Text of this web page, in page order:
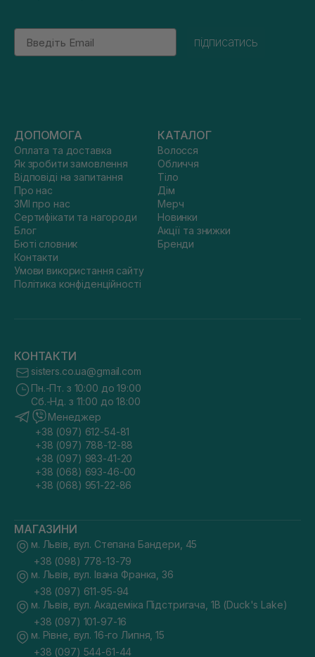
Email
підписатись
ДОПОМОГА
Оплата та доставка
Як зробити замовлення
Відповіді на запитання
Про нас
ЗМІ про нас
Сертифікати та нагороди
Блог
Бюті словник
Контакти
Умови використання сайту
Політика конфіденційності
КАТАЛОГ
Волосся
Обличчя
Тіло
Дім
Мерч
Новинки
Акції та знижки
Бренди
КОНТАКТИ
sisters.co.ua@gmail.com
Пн.-Пт. з 10:00 до 19:00
Сб.-Нд. з 11:00 до 18:00
Менеджер
+38 (097) 612-54-81
+38 (097) 788-12-88
+38 (097) 983-41-20
+38 (068) 693-46-00
+38 (068) 951-22-86
МАГАЗИНИ
м. Львів, вул. Степана Бандери, 45
+38 (098) 778-13-79
м. Львів, вул. Івана Франка, 36
+38 (097) 611-95-94
м. Львів, вул. Академіка Підстригача, 1В (Duck's Lake)
+38 (097) 101-97-16
м. Рівне, вул. 16-го Липня, 15
+38 (097) 544-61-44